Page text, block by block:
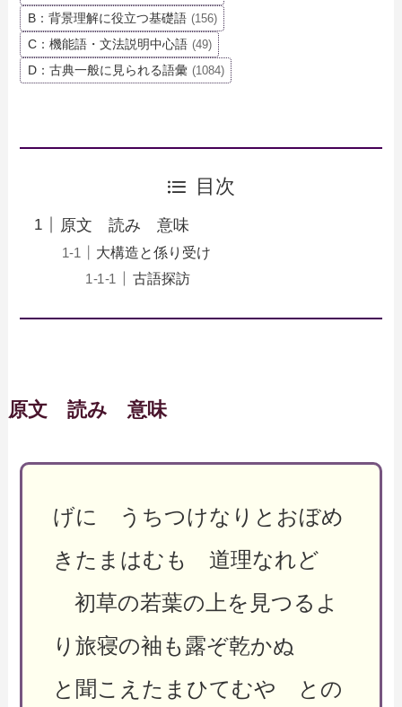
B：背景理解に役立つ基礎語 (156)
C：機能語・文法説明中心語 (49)
D：古典一般に見られる語彙 (1084)
目次
原文 読み 意味
大構造と係り受け
古語探訪
原文 読み 意味
げに うちつけなりとおぼめ
きたまはむも 道理なれど
初草の若葉の上を見つるよ
り旅寝の袖も露ぞ乾かぬ
と聞こえたまひてむや との